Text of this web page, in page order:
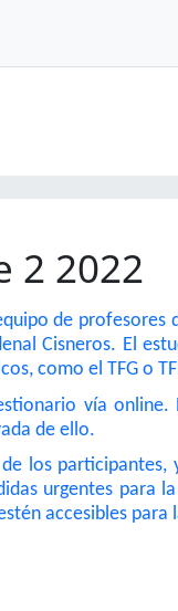
2 2022
de profesores
Cisneros. El
como el TFG o
vía
de ello.
los
urgentes para
accesibles para